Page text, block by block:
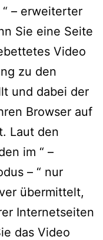
– erweiterter
Sie eine Seite
Video
zu den
und dabei der
Browser auf
Laut den
im “ –
– “ nur
übermittelt,
Internetseiten
das Video